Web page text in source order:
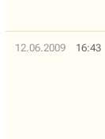
12.06.2009 16:43